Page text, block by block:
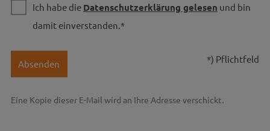
Ich habe die Datenschutzerklärung gelesen und bin
damit einverstanden.*
Absenden *) Pflichtfeld
Eine Kopie dieser E-Mail wird an Ihre Adresse verschickt.